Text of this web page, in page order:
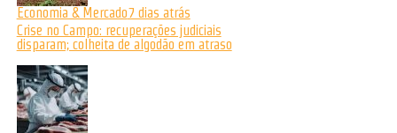
Economia & Mercado7 dias atrás
Crise no Campo: recuperações judiciais
disparam; colheita de algodão em atraso